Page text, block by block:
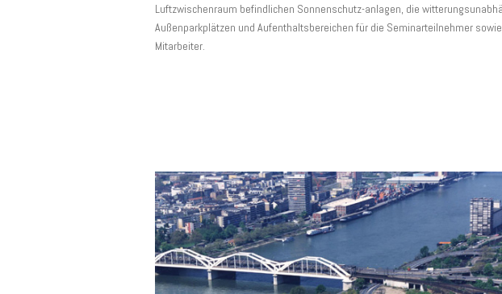
Luftzwischenraum befindlichen Sonnenschutz-anlagen, die
Außenparkplätzen und Aufenthaltsbereichen für die Seminarteilnehmer
Mitarbeiter.